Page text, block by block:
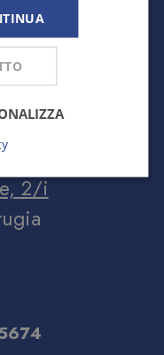
passi dal
2/i